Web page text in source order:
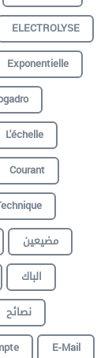
ELECTROLYSE
Exponentielle
L'échelle
Courant
مضيعين
الباك
نصائح
E-Mail